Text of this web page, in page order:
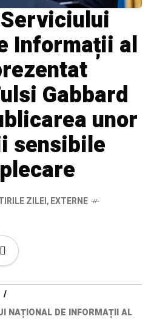
Informații al
Gabbard
unor
sensibile
ZILEI,EXTERNE
NAȚIONAL DE INFORMAȚII AL